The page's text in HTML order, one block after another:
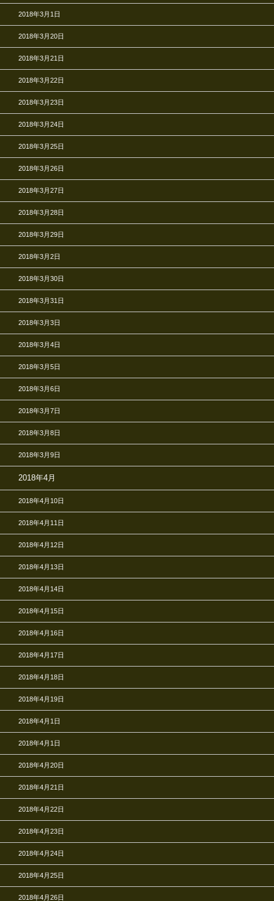
2018年3月1日
2018年3月20日
2018年3月21日
2018年3月22日
2018年3月23日
2018年3月24日
2018年3月25日
2018年3月26日
2018年3月27日
2018年3月28日
2018年3月29日
2018年3月2日
2018年3月30日
2018年3月31日
2018年3月3日
2018年3月4日
2018年3月5日
2018年3月6日
2018年3月7日
2018年3月8日
2018年3月9日
2018年4月
2018年4月10日
2018年4月11日
2018年4月12日
2018年4月13日
2018年4月14日
2018年4月15日
2018年4月16日
2018年4月17日
2018年4月18日
2018年4月19日
2018年4月1日
2018年4月1日
2018年4月20日
2018年4月21日
2018年4月22日
2018年4月23日
2018年4月24日
2018年4月25日
2018年4月26日